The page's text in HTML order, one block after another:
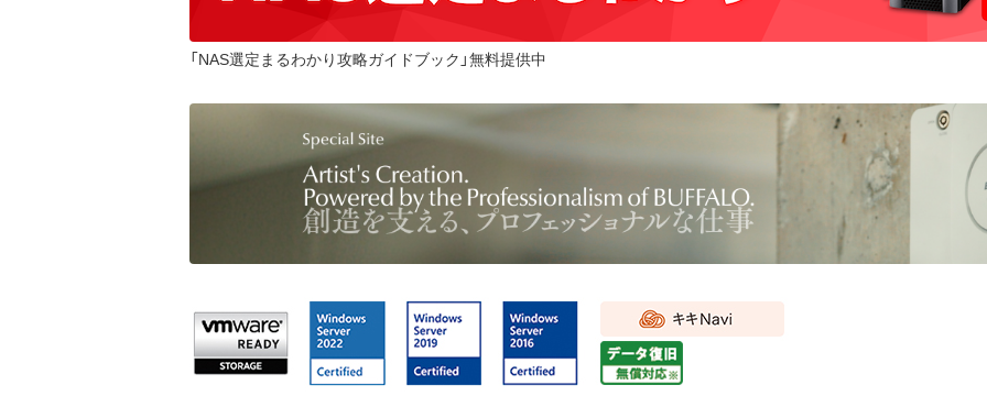
「NAS選定まるわかり攻略ガイドブック」無料提供中